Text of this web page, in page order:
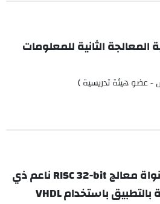
المعالجة الثانية للمعلومات
- عضو هيئة تدريسية )
تصميم وتركيب وتنفيذ نواة معالج RISC 32-bit ناعم ذي
مجموعة تعليمات خاصة بالتطبيق باستخدام VHDL